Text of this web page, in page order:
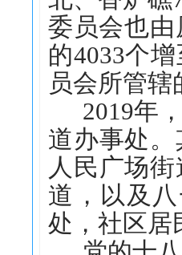
委员会也由
的4033个
员会所管
2019年
道办事处
人民广场
道，以及
处，社区居